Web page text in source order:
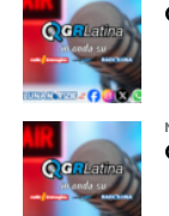
Gli
alle
condiviso per
sicurezza
tragedie simili.